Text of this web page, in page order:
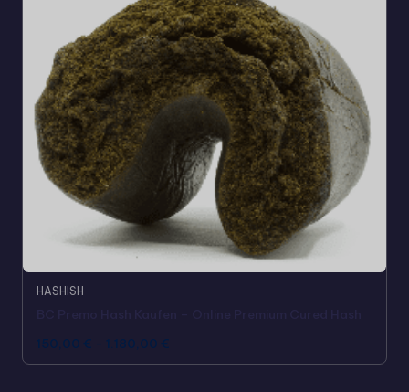
HASHISH
150,00 € - 1.180,00 €